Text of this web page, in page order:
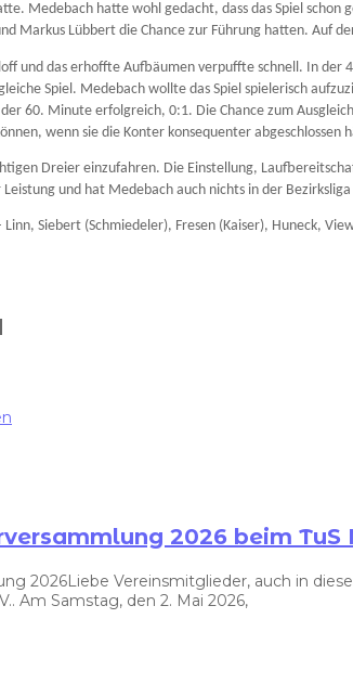
Medebach hatte wohl gedacht, dass das Spiel
Markus Lübbert die Chance zur Führung hatten.
und das erhoffte Aufbäumen verpuffte schnell. In
Spiel. Medebach wollte das Spiel spielerisch
60. Minute erfolgreich, 0:1. Die Chance zum
wenn sie die Konter konsequenter abgeschlossen
Dreier einzufahren. Die Einstellung,
und hat Medebach auch nichts in der
Siebert (Schmiedeler), Fresen (Kaiser), Huneck,
2026 beim TuS
2026Liebe Vereinsmitglieder, auch in
Am Samstag, den 2. Mai 2026,